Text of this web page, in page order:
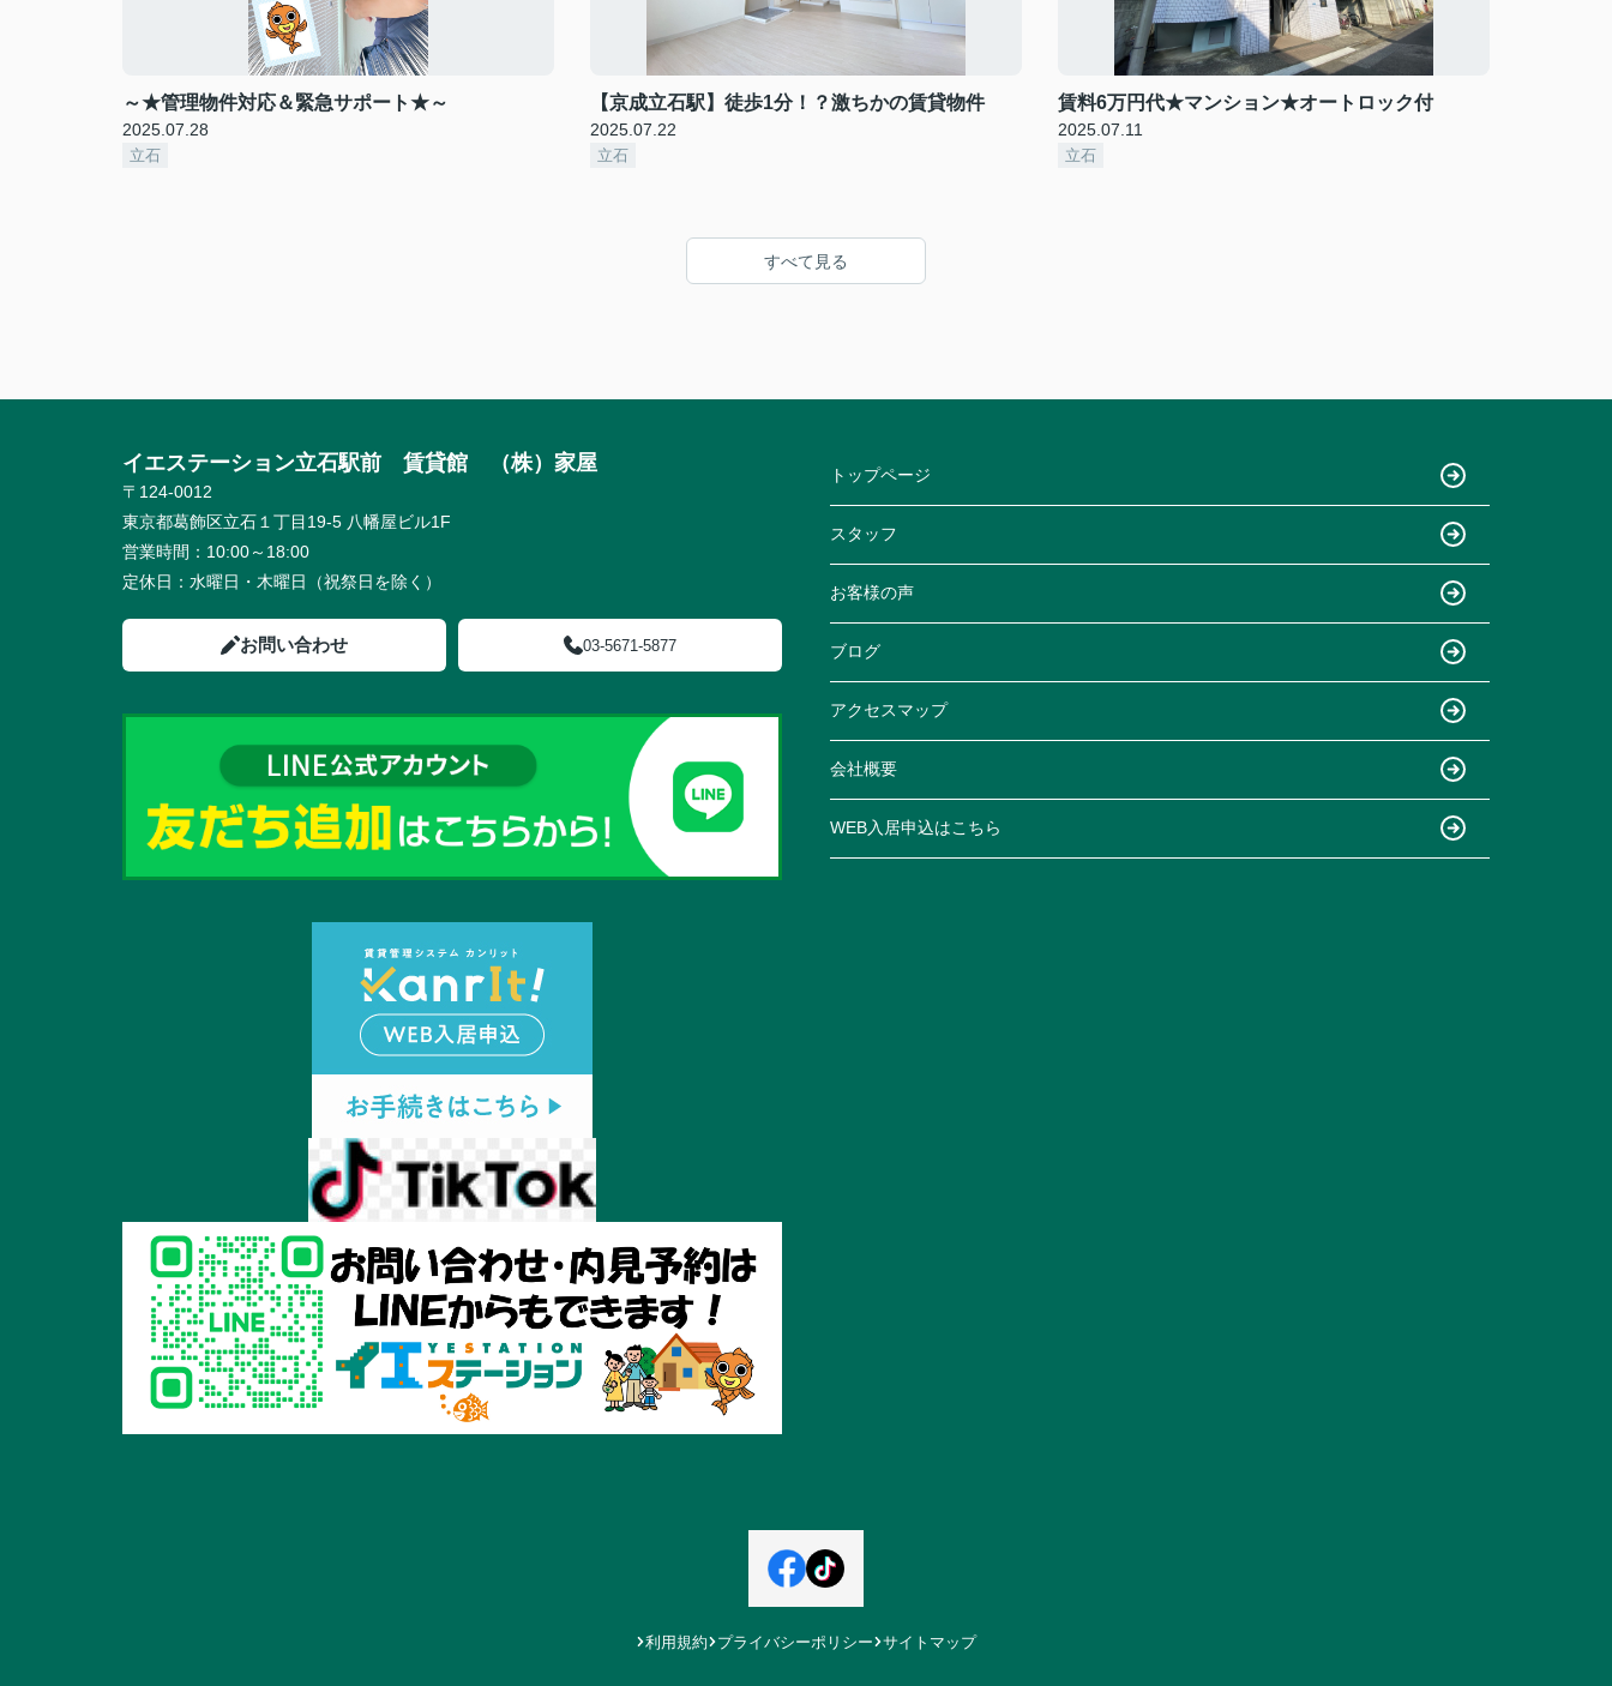
～★管理物件対応＆緊急サポート★～
2025.07.28
立石
【京成立石駅】徒歩1分！？激ちかの賃貸物件
2025.07.22
立石
賃料6万円代★マンション★オートロック付
2025.07.11
立石
すべて見る
イエステーション立石駅前 賃貸館 （株）家屋
〒124-0012
東京都葛飾区立石１丁目19-5 八幡屋ビル1F
営業時間： 10:00～18:00
定休日： 水曜日・木曜日（祝祭日を除く）
お問い合わせ 03-5671-5877
トップページ
スタッフ
お客様の声
ブログ
アクセスマップ
会社概要
WEB入居申込はこちら
利用規約 プライバシーポリシー サイトマップ